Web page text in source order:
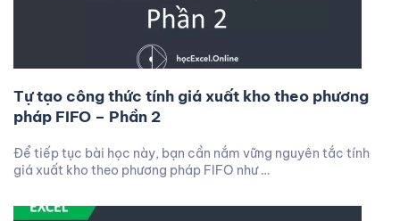
Tự tạo công thức tính giá xuất kho theo phương
pháp FIFO – Phần 2
Để tiếp tục bài học này, bạn cần nắm vững nguyên tắc tính
giá xuất kho theo phương pháp FIFO như …